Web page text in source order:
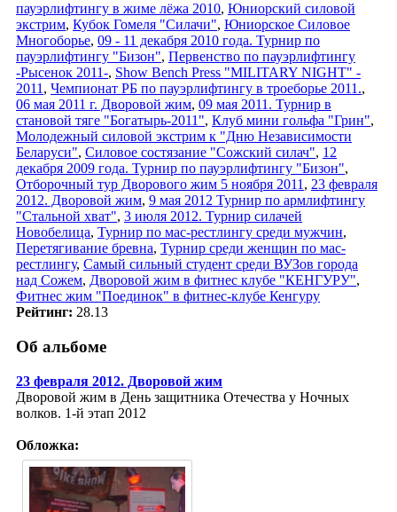
пауэрлифтингу в жиме лёжа 2010, Юниорский силовой
экстрим, Кубок Гомеля "Силачи", Юниорское Силовое
Многоборье, 09 - 11 декабря 2010 года. Турнир по
пауэрлифтингу "Бизон", Первенство по пауэрлифтингу
-Рысенок 2011-, Show Bench Press "MILITARY NIGHT" -
2011 , Чемпионат РБ по пауэрлифтингу в троеборье 2011.,
06 мая 2011 г. Дворовой жим, 09 мая 2011. Турнир в
становой тяге "Богатырь-2011", Клуб мини гольфа "Грин",
Молодежный силовой экстрим к "Дню Независимости
Беларуси", Силовое состязание "Сожский силач", 12
декабря 2009 года. Турнир по пауэрлифтингу "Бизон",
Отборочный тур Дворового жим 5 ноября 2011 , 23 февраля
2012. Дворовой жим, 9 мая 2012 Турнир по армлифтингу
"Стальной хват", 3 июля 2012. Турнир силачей
Новобелица, Турнир по мас-рестлингу среди мужчин,
Перетягивание бревна, Турнир среди женщин по мас-
рестлингу, Самый сильный студент среди ВУЗов города
над Сожем, Дворовой жим в фитнес клубе "КЕНГУРУ",
Фитнес жим "Поединок" в фитнес-клубе Кенгуру
Рейтинг: 28.13
Об альбоме
23 февраля 2012. Дворовой жим
Дворовой жим в День защитника Отечества у Ночных
волков. 1-й этап 2012
Обложка: